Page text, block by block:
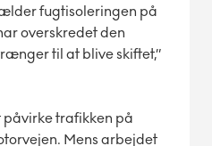
fugtisoleringen på
overskredet den
til at blive skiftet,”
påvirke trafikken på
Mens arbejdet